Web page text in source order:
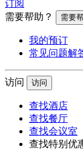
订阅
需要帮助？
需要
我的预订
常见问题解
访问 访问
查找酒店
查找餐厅
查找会议室
查找特别优